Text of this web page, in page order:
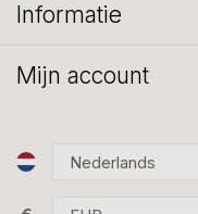
Informatie
Mijn account